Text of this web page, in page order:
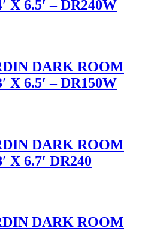
X 6.5′ – DR240W
DARK ROOM
X 6.5′ – DR150W
DARK ROOM
X 6.7′ DR240
DARK ROOM